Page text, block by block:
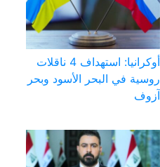
أوكرانيا: استهداف 4 ناقلات
روسية في البحر الأسود وبحر
آزوف